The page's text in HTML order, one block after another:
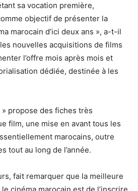
sa vocation première,
objectif de présenter la
marocain d’ici deux ans », a-t-il
nouvelles acquisitions de films
l’offre mois après mois et
dédiée, destinée à les
propose des fiches très
film, une mise en avant tous les
marocains, outre
tout au long de l’année.
fait remarquer que la meilleure